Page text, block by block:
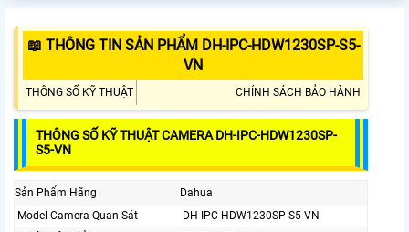
📖 THÔNG TIN SẢN PHẨM DH-IPC-HDW1230SP-S5-
VN
THÔNG SỐ KỸ THUẬT CHÍNH SÁCH BẢO HÀNH
THÔNG SỐ KỸ THUẬT CAMERA DH-IPC-HDW1230SP-
S5-VN
Sản Phẩm Hãng
Dahua
Model Camera Quan Sát
DH-IPC-HDW1230SP-S5-VN